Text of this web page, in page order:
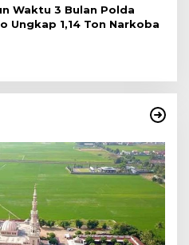
Waktu 3 Bulan Polda
Ungkap 1,14 Ton Narkoba